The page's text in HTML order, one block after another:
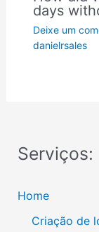
days
Deixe um
danielrsales
Serviços:
Home
Criação de